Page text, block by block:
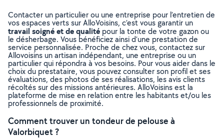
Contacter un particulier ou une entreprise pour l’entretien de
vos espaces verts sur AlloVoisins, c’est vous garantir un
travail soigné et de qualité pour la tonte de votre gazon ou
le désherbage. Vous bénéficiez ainsi d’une prestation de
service personnalisée. Proche de chez vous, contactez sur
Allovoisins un artisan indépendant, une entreprise ou un
particulier qui répondra à vos besoins. Pour vous aider dans le
choix du prestataire, vous pouvez consulter son profil et ses
évaluations, des photos de ses réalisations, les avis clients
récoltés sur des missions antérieures. AlloVoisins est la
plateforme de mise en relation entre les habitants et/ou les
professionnels de proximité.
Comment trouver un tondeur de pelouse à
Valorbiquet ?